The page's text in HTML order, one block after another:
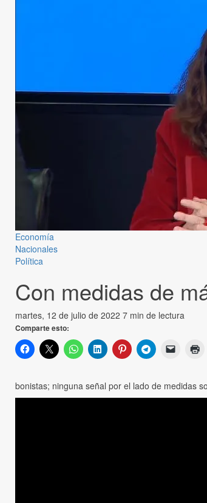
Economía
Nacionales
Política
Con medidas de
martes, 12 de julio de 2022 7 min de lectura
Comparte esto:
bonistas; ninguna señal por el lado de medidas